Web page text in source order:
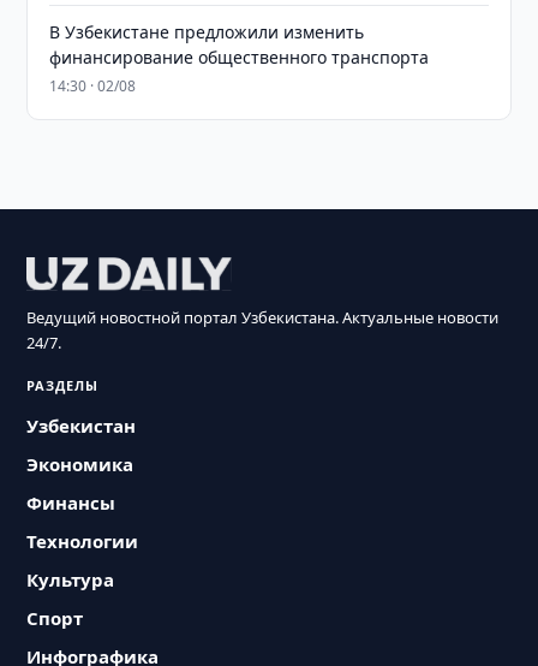
В Узбекистане предложили изменить
финансирование общественного транспорта
14:30 · 02/08
Ведущий новостной портал Узбекистана. Актуальные новости
24/7.
РАЗДЕЛЫ
Узбекистан
Экономика
Финансы
Технологии
Культура
Спорт
Инфографика